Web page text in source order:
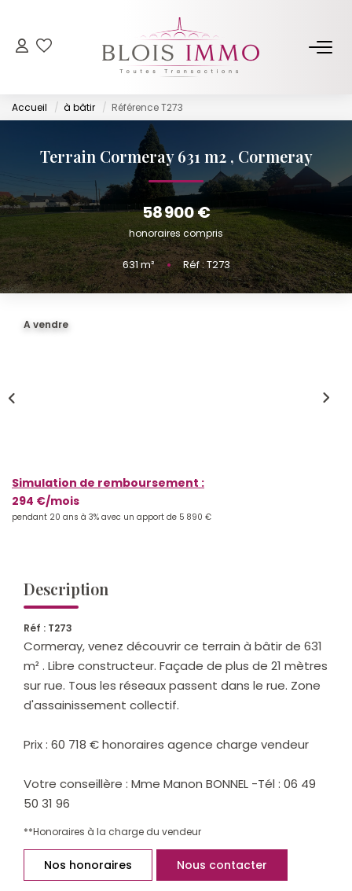
NOS BIENS
Acheter
Louer
Biens Vendus Et Loués
Off Market
ESTIMER
FAIRE GÉRER
CONTACT
Accueil à bâtir Référence T273
Terrain Cormeray 631 m2 , Cormeray
58 900 €
honoraires compris
631m² • Réf : T273
A vendre
Simulation de remboursement :
294 €/mois
pendant 20 ans à 3% avec un apport de 5 890 €
Description
Réf : T273
Cormeray, venez découvrir ce terrain à bâtir de 631
m² . Libre constructeur. Façade de plus de 21 mètres
sur rue. Tous les réseaux passent dans le rue. Zone
d'assainissement collectif.
Prix : 60 718 € honoraires agence charge vendeur
Votre conseillère : Mme Manon BONNEL -Tél : 06 49
50 31 96
**Honoraires à la charge du vendeur
Nos honoraires Nous contacter